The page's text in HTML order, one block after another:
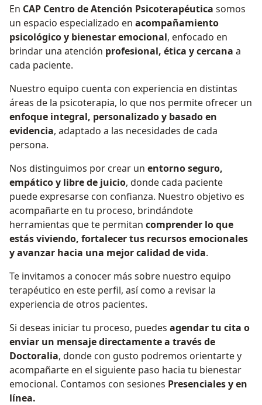
En CAP Centro de Atención Psicoterapéutica somos
un espacio especializado en acompañamiento
psicológico y bienestar emocional, enfocado en
brindar una atención profesional, ética y cercana a
cada paciente.
Nuestro equipo cuenta con experiencia en distintas
áreas de la psicoterapia, lo que nos permite ofrecer un
enfoque integral, personalizado y basado en
evidencia, adaptado a las necesidades de cada
persona.
Nos distinguimos por crear un entorno seguro,
empático y libre de juicio, donde cada paciente
puede expresarse con confianza. Nuestro objetivo es
acompañarte en tu proceso, brindándote
herramientas que te permitan comprender lo que
estás viviendo, fortalecer tus recursos emocionales
y avanzar hacia una mejor calidad de vida.
Te invitamos a conocer más sobre nuestro equipo
terapéutico en este perfil, así como a revisar la
experiencia de otros pacientes.
Si deseas iniciar tu proceso, puedes agendar tu cita o
enviar un mensaje directamente a través de
Doctoralia, donde con gusto podremos orientarte y
acompañarte en el siguiente paso hacia tu bienestar
emocional. Contamos con sesiones Presenciales y en
línea.